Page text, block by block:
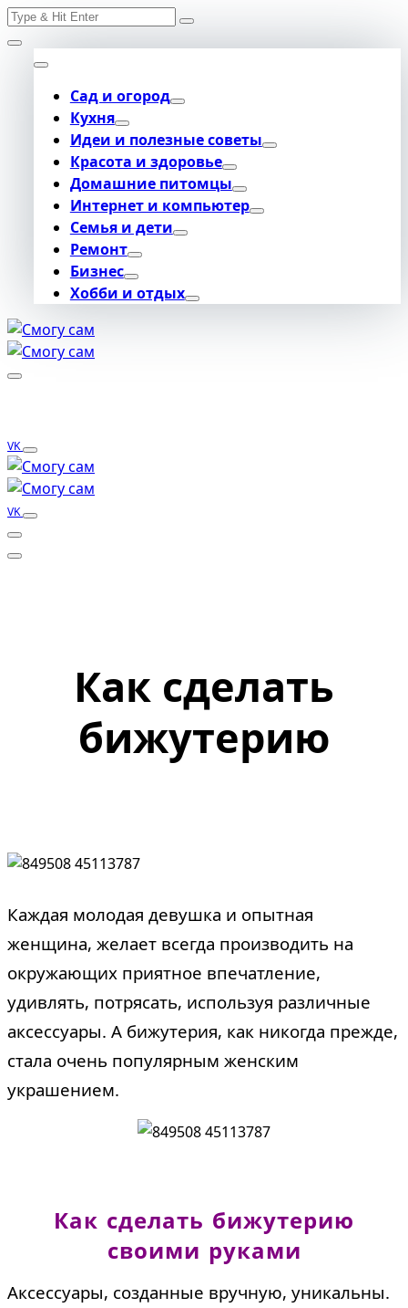
Skip
to
content
Search
Сад и огород
Кухня
Идеи и полезные советы
Красота и здоровье
Домашние питомцы
Интернет и компьютер
Семья и дети
Ремонт
Бизнес
Хобби и отдых
VK
VK
Как сделать
бижутерию
Каждая молодая девушка и опытная
женщина, желает всегда производить на
окружающих приятное впечатление,
удивлять, потрясать, используя различные
аксессуары. А бижутерия, как никогда прежде,
стала очень популярным женским
украшением.
Как сделать бижутерию
своими руками
Аксессуары, созданные вручную, уникальны.